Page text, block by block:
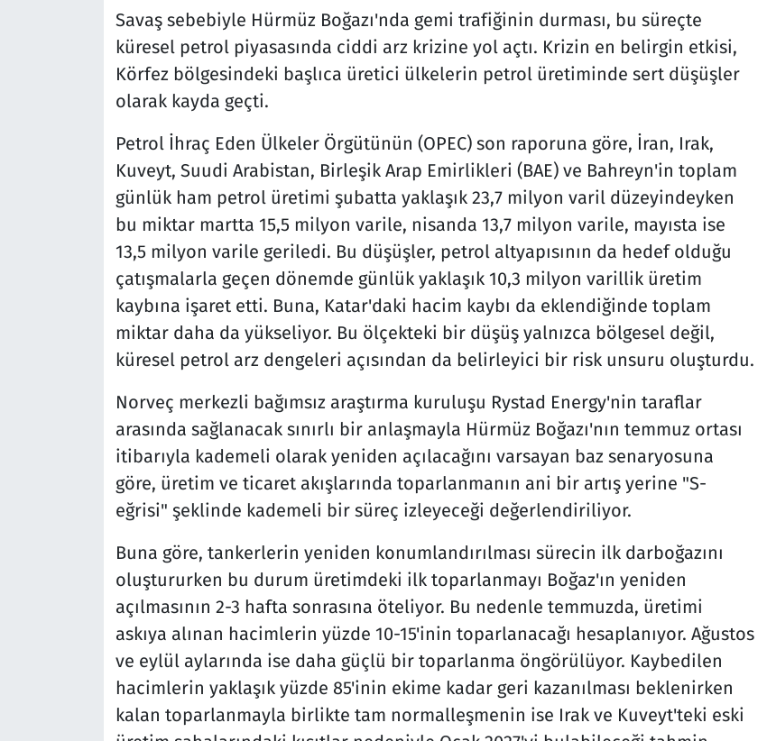
Savaş sebebiyle Hürmüz Boğazı'nda gemi trafiğinin durması, bu süreçte
küresel petrol piyasasında ciddi arz krizine yol açtı. Krizin en belirgin etkisi,
Körfez bölgesindeki başlıca üretici ülkelerin petrol üretiminde sert düşüşler
olarak kayda geçti.
Petrol İhraç Eden Ülkeler Örgütünün (OPEC) son raporuna göre, İran, Irak,
Kuveyt, Suudi Arabistan, Birleşik Arap Emirlikleri (BAE) ve Bahreyn'in toplam
günlük ham petrol üretimi şubatta yaklaşık 23,7 milyon varil düzeyindeyken
bu miktar martta 15,5 milyon varile, nisanda 13,7 milyon varile, mayısta ise
13,5 milyon varile geriledi. Bu düşüşler, petrol altyapısının da hedef olduğu
çatışmalarla geçen dönemde günlük yaklaşık 10,3 milyon varillik üretim
kaybına işaret etti. Buna, Katar'daki hacim kaybı da eklendiğinde toplam
miktar daha da yükseliyor. Bu ölçekteki bir düşüş yalnızca bölgesel değil,
küresel petrol arz dengeleri açısından da belirleyici bir risk unsuru oluşturdu.
Norveç merkezli bağımsız araştırma kuruluşu Rystad Energy'nin taraflar
arasında sağlanacak sınırlı bir anlaşmayla Hürmüz Boğazı'nın temmuz ortası
itibarıyla kademeli olarak yeniden açılacağını varsayan baz senaryosuna
göre, üretim ve ticaret akışlarında toparlanmanın ani bir artış yerine "S-
eğrisi" şeklinde kademeli bir süreç izleyeceği değerlendiriliyor.
Buna göre, tankerlerin yeniden konumlandırılması sürecin ilk darboğazını
oluştururken bu durum üretimdeki ilk toparlanmayı Boğaz'ın yeniden
açılmasının 2-3 hafta sonrasına öteliyor. Bu nedenle temmuzda, üretimi
askıya alınan hacimlerin yüzde 10-15'inin toparlanacağı hesaplanıyor. Ağustos
ve eylül aylarında ise daha güçlü bir toparlanma öngörülüyor. Kaybedilen
hacimlerin yaklaşık yüzde 85'inin ekime kadar geri kazanılması beklenirken
kalan toparlanmayla birlikte tam normalleşmenin ise Irak ve Kuveyt'teki eski